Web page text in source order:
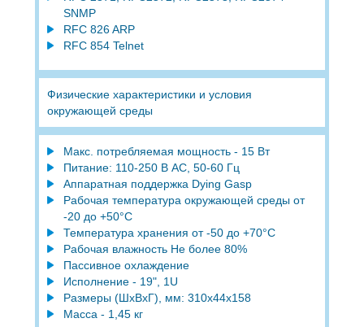
SNMP
RFC 826 ARP
RFC 854 Telnet
Физические характеристики и условия
окружающей среды
Макс. потребляемая мощность - 15 Вт
Питание: 110-250 В АС, 50-60 Гц
Аппаратная поддержка Dying Gasp
Рабочая температура окружающей среды от
-20 до +50°С
Температура хранения от -50 до +70°С
Рабочая влажность Не более 80%
Пассивное охлаждение
Исполнение - 19", 1U
Размеры (ШхВxГ), мм: 310x44x158
Масса - 1,45 кг